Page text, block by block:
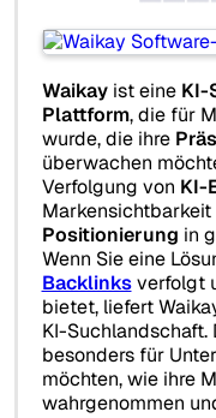
Waikayist eine KI-
Plattform, die für
wurde, die ihre
überwachen
Verfolgung von KI-
Markensichtbarkeit
Positionierung in
Wenn Sie eine
Backlinksverfolgt
bietet, liefert
KI-Suchlandschaft.
besonders für
möchten, wie ihre
wahrgenommen